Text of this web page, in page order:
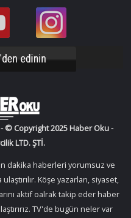
Bir
Haber
Instagram
- © Copyright 2025 Haber Oku -
LTD. ŞTİ.
dakika haberleri yorumsuz ve
Köşe yazarları, siyaset,
aktif oalrak takip eder haber
TV'de bugün neler var